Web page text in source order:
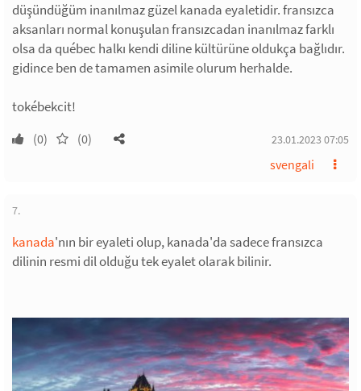
düşündüğüm inanılmaz güzel kanada eyaletidir. fransızca
aksanları normal konuşulan fransızcadan inanılmaz farklı
olsa da québec halkı kendi diline kültürüne oldukça bağlıdır.
gidince ben de tamamen asimile olurum herhalde.
tokébekcit!
(0) (0) 23.01.2023 07:05
svengali
7.
kanada'nın bir eyaleti olup, kanada'da sadece fransızca
dilinin resmi dil olduğu tek eyalet olarak bilinir.